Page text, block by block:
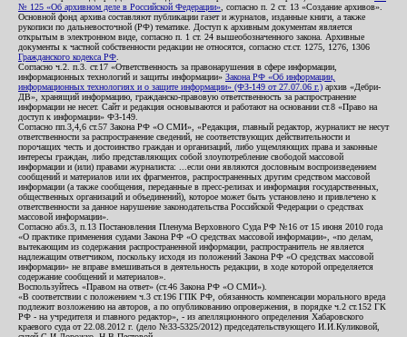
№ 125 «Об архивном деле в Российской Федерации» , согласно п. 2 ст. 13 «Создание архивов».
Основной фонд архива составляют публикации газет и журналов, изданные книги, а также
рукописи по дальневосточной (РФ) тематике. Доступ к архивным документам является
открытым в электронном виде, согласно п. 1 ст. 24 вышеобозначенного закона. Архивные
документы к частной собственности редакции не относятся, согласно ст.ст. 1275, 1276, 1306
Гражданского кодекса РФ
Согласно ч.2. п.3. ст.17 «Ответственность за правонарушения в сфере информации,
информационных технологий и защиты информации» Закона РФ «Об информации,
информационных технологиях и о защите информации» (ФЗ-149 от 27.07.06 г.) архив «Дебри-
ДВ», хранящий информацию, гражданско-правовую ответственность за распространение
информации не несет. Сайт и редакция основываются и работают на основании ст.8 «Право на
доступ к информации» ФЗ-149.
Согласно пп.3,4,6 ст.57 Закона РФ «О СМИ», «Редакция, главный редактор, журналист не несут
ответственности за распространение сведений, не соответствующих действительности и
порочащих честь и достоинство граждан и организаций, либо ущемляющих права и законные
интересы граждан, либо представляющих собой злоупотребление свободой массовой
информации и (или) правами журналиста: ...если они являются дословным воспроизведением
сообщений и материалов или их фрагментов, распространенных другим средством массовой
информации (а также сообщения, переданные в пресс-релизах и информация государственных,
общественных организаций и объединений), которое может быть установлено и привлечено к
ответственности за данное нарушение законодательства Российской Федерации о средствах
массовой информации».
Согласно абз.3, п.13 Постановления Пленума Верховного Суда РФ №16 от 15 июня 2010 года
«О практике применения судами Закона РФ «О средствах массовой информации», «по делам,
вытекающим из содержания распространенной информации, распространитель не является
надлежащим ответчиком, поскольку исходя из положений Закона РФ «О средствах массовой
информации» не вправе вмешиваться в деятельность редакции, в ходе которой определяется
содержание сообщений и материалов».
Воспользуйтесь «Правом на ответ» (ст.46 Закона РФ «О СМИ»).
«В соответствии с положением ч.3 ст.196 ГПК РФ, обязанность компенсации морального вреда
подлежит возложению на авторов, а по опубликованию опровержения, в порядке ч.2 ст.152 ГК
РФ - на учредителя и главного редактор», - из апелляционного определения Хабаровского
краевого суда от 22.08.2012 г. (дело №33-5325/2012) председательствующего И.И.Куликовой,